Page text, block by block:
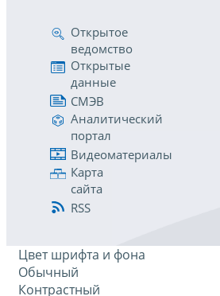
Открытое
ведомство
Открытые
данные
СМЭВ
Аналитический
портал
Видеоматериалы
Карта
сайта
RSS
Цвет шрифта и фона
Обычный
Контрастный